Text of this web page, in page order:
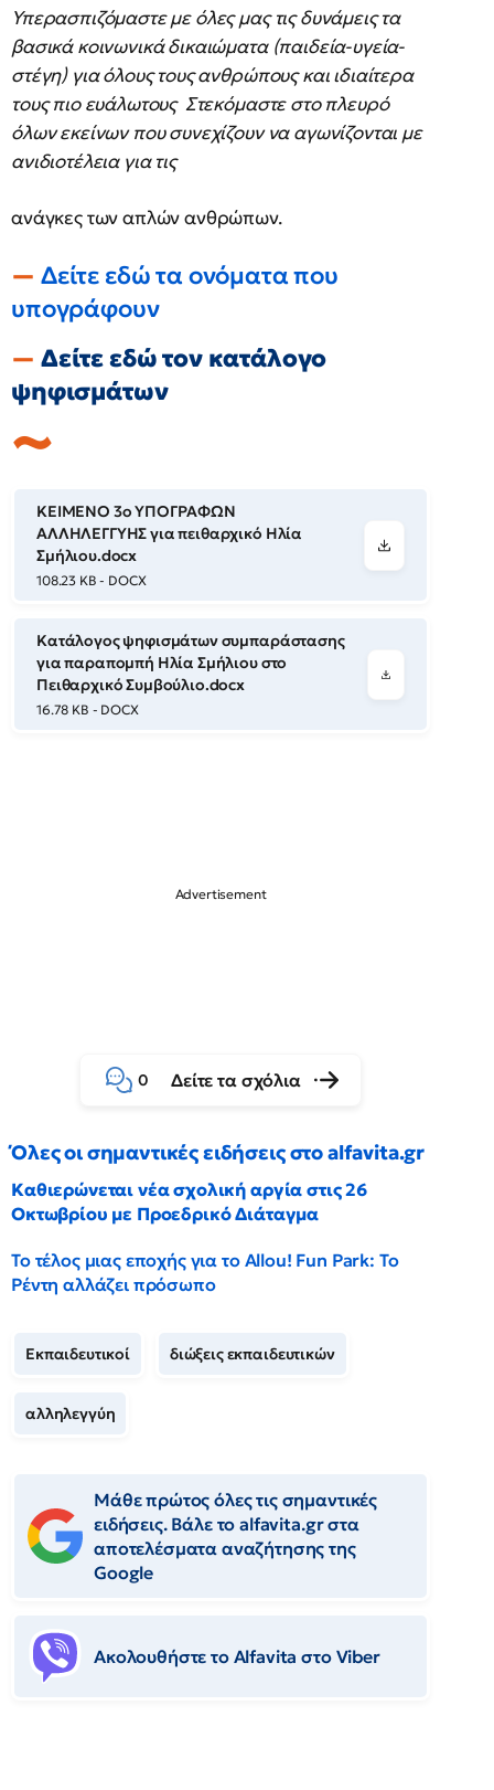
Υπερασπιζόμαστε με όλες μας τις δυνάμεις τα
βασικά κοινωνικά δικαιώματα (παιδεία-υγεία-
στέγη) για όλους τους ανθρώπους και ιδιαίτερα
τους πιο ευάλωτους Στεκόμαστε στο πλευρό
όλων εκείνων που συνεχίζουν να αγωνίζονται με
ανιδιοτέλεια για τις
ανάγκες των απλών ανθρώπων.
Δείτε εδώ τα ονόματα που
υπογράφουν
Δείτε εδώ τον κατάλογο
ψηφισμάτων
ΚΕΙΜΕΝΟ 3ο ΥΠΟΓΡΑΦΩΝ
ΑΛΛΗΛΕΓΓΥΗΣ για πειθαρχικό Ηλία
Σμήλιου.docx
108.23 KB - DOCX
Κατάλογος ψηφισμάτων συμπαράστασης
για παραπομπή Ηλία Σμήλιου στο
Πειθαρχικό Συμβούλιο.docx
16.78 KB - DOCX
0 Δείτε τα σχόλια
Όλες οι σημαντικές ειδήσεις στο alfavita.gr
Καθιερώνεται νέα σχολική αργία στις 26
Οκτωβρίου με Προεδρικό Διάταγμα
Το τέλος μιας εποχής για το Allou! Fun Park: Το
Ρέντη αλλάζει πρόσωπο
Εκπαιδευτικοί διώξεις εκπαιδευτικών
αλληλεγγύη
Μάθε πρώτος όλες τις σημαντικές
ειδήσεις. Βάλε το alfavita.gr στα
αποτελέσματα αναζήτησης της
Google
Ακολουθήστε το Αlfavita στο Viber